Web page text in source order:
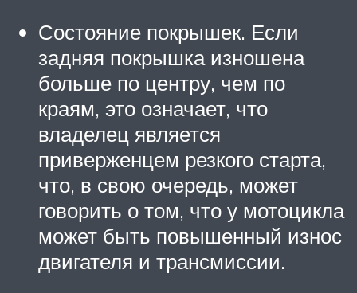
Состояние покрышек. Если
задняя покрышка изношена
больше по центру, чем по
краям, это означает, что
владелец является
приверженцем резкого старта,
что, в свою очередь, может
говорить о том, что у мотоцикла
может быть повышенный износ
двигателя и трансмиссии.